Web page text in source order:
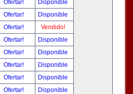
Ofertar!
Disponible
Ofertar!
Disponible
Ofertar!
Vendido!
Ofertar!
Disponible
Ofertar!
Disponible
Ofertar!
Disponible
Ofertar!
Disponible
Ofertar!
Disponible